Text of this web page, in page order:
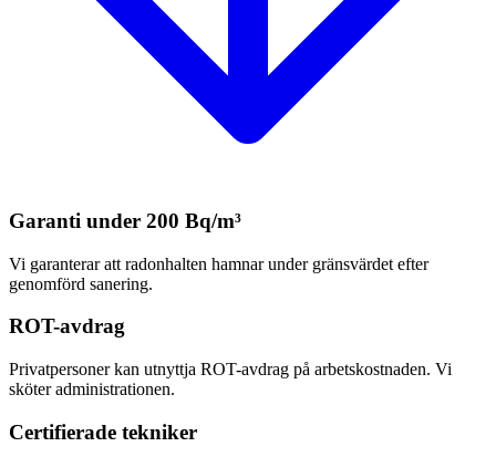
Garanti under 200 Bq/m³
Vi garanterar att radonhalten hamnar under gränsvärdet efter
genomförd sanering.
ROT-avdrag
Privatpersoner kan utnyttja ROT-avdrag på arbetskostnaden. Vi
sköter administrationen.
Certifierade tekniker